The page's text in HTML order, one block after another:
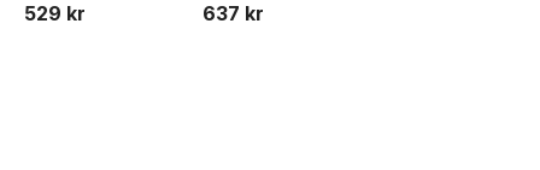
529 kr 637 kr